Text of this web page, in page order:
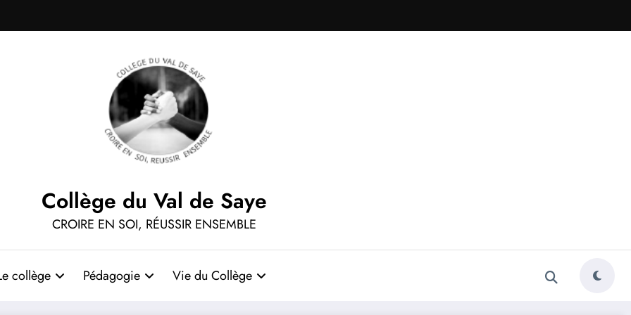
Collège du Val de Saye
CROIRE EN SOI, RÉUSSIR ENSEMBLE
collège Pédagogie Vie du Collège